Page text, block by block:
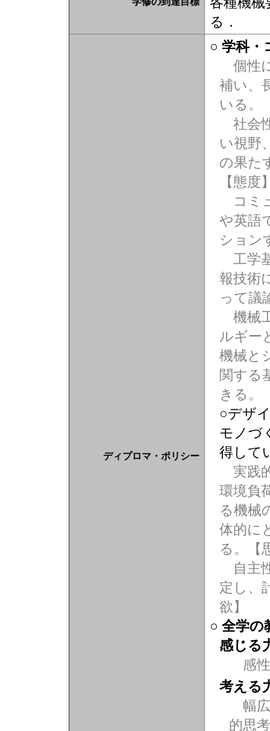
る．
ディプロマ・ポリシー
○ 学科・
個性
補い、
いる。
社会
い視野
の果た
【態度
コミ
や英語
ション
工学
報技術
って議
機械
ルギー
機械と
関する
きる。
○デザ
モノづ
得して
実践
環境負
る機械
体的に
る。【
自主
定し、
欲】
○ 全学の
感じる
感性
考える
幅
的思